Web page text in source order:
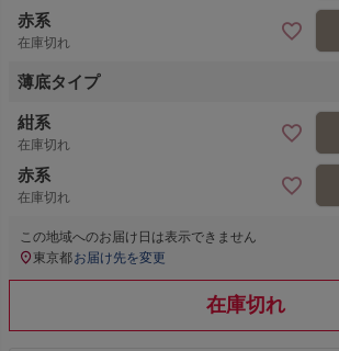
赤系
在庫切れ
薄底タイプ
紺系
在庫切れ
赤系
在庫切れ
この地域へのお届け日は表示できません
東京都お届け先を変更
在庫切れ